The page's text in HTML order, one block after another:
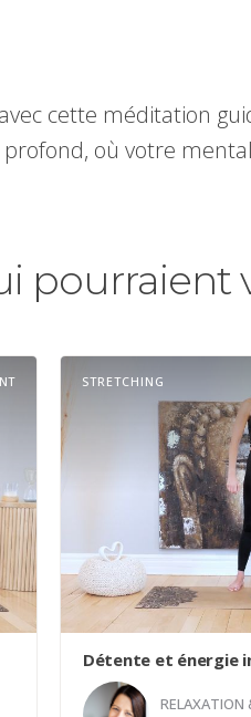
cette méditation
où votre
pourraient
STRETCHING
Détente et énergie
RELAXATION